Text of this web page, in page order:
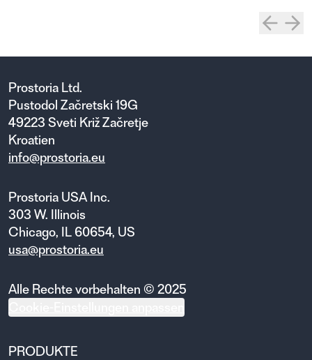
Prostoria Ltd.
Pustodol Začretski 19G
49223 Sveti Križ Začretje
Kroatien
info@prostoria.eu
Prostoria USA Inc.
303 W. Illinois
Chicago, IL 60654, US
usa@prostoria.eu
Alle Rechte vorbehalten © 2025
PRODUKTE